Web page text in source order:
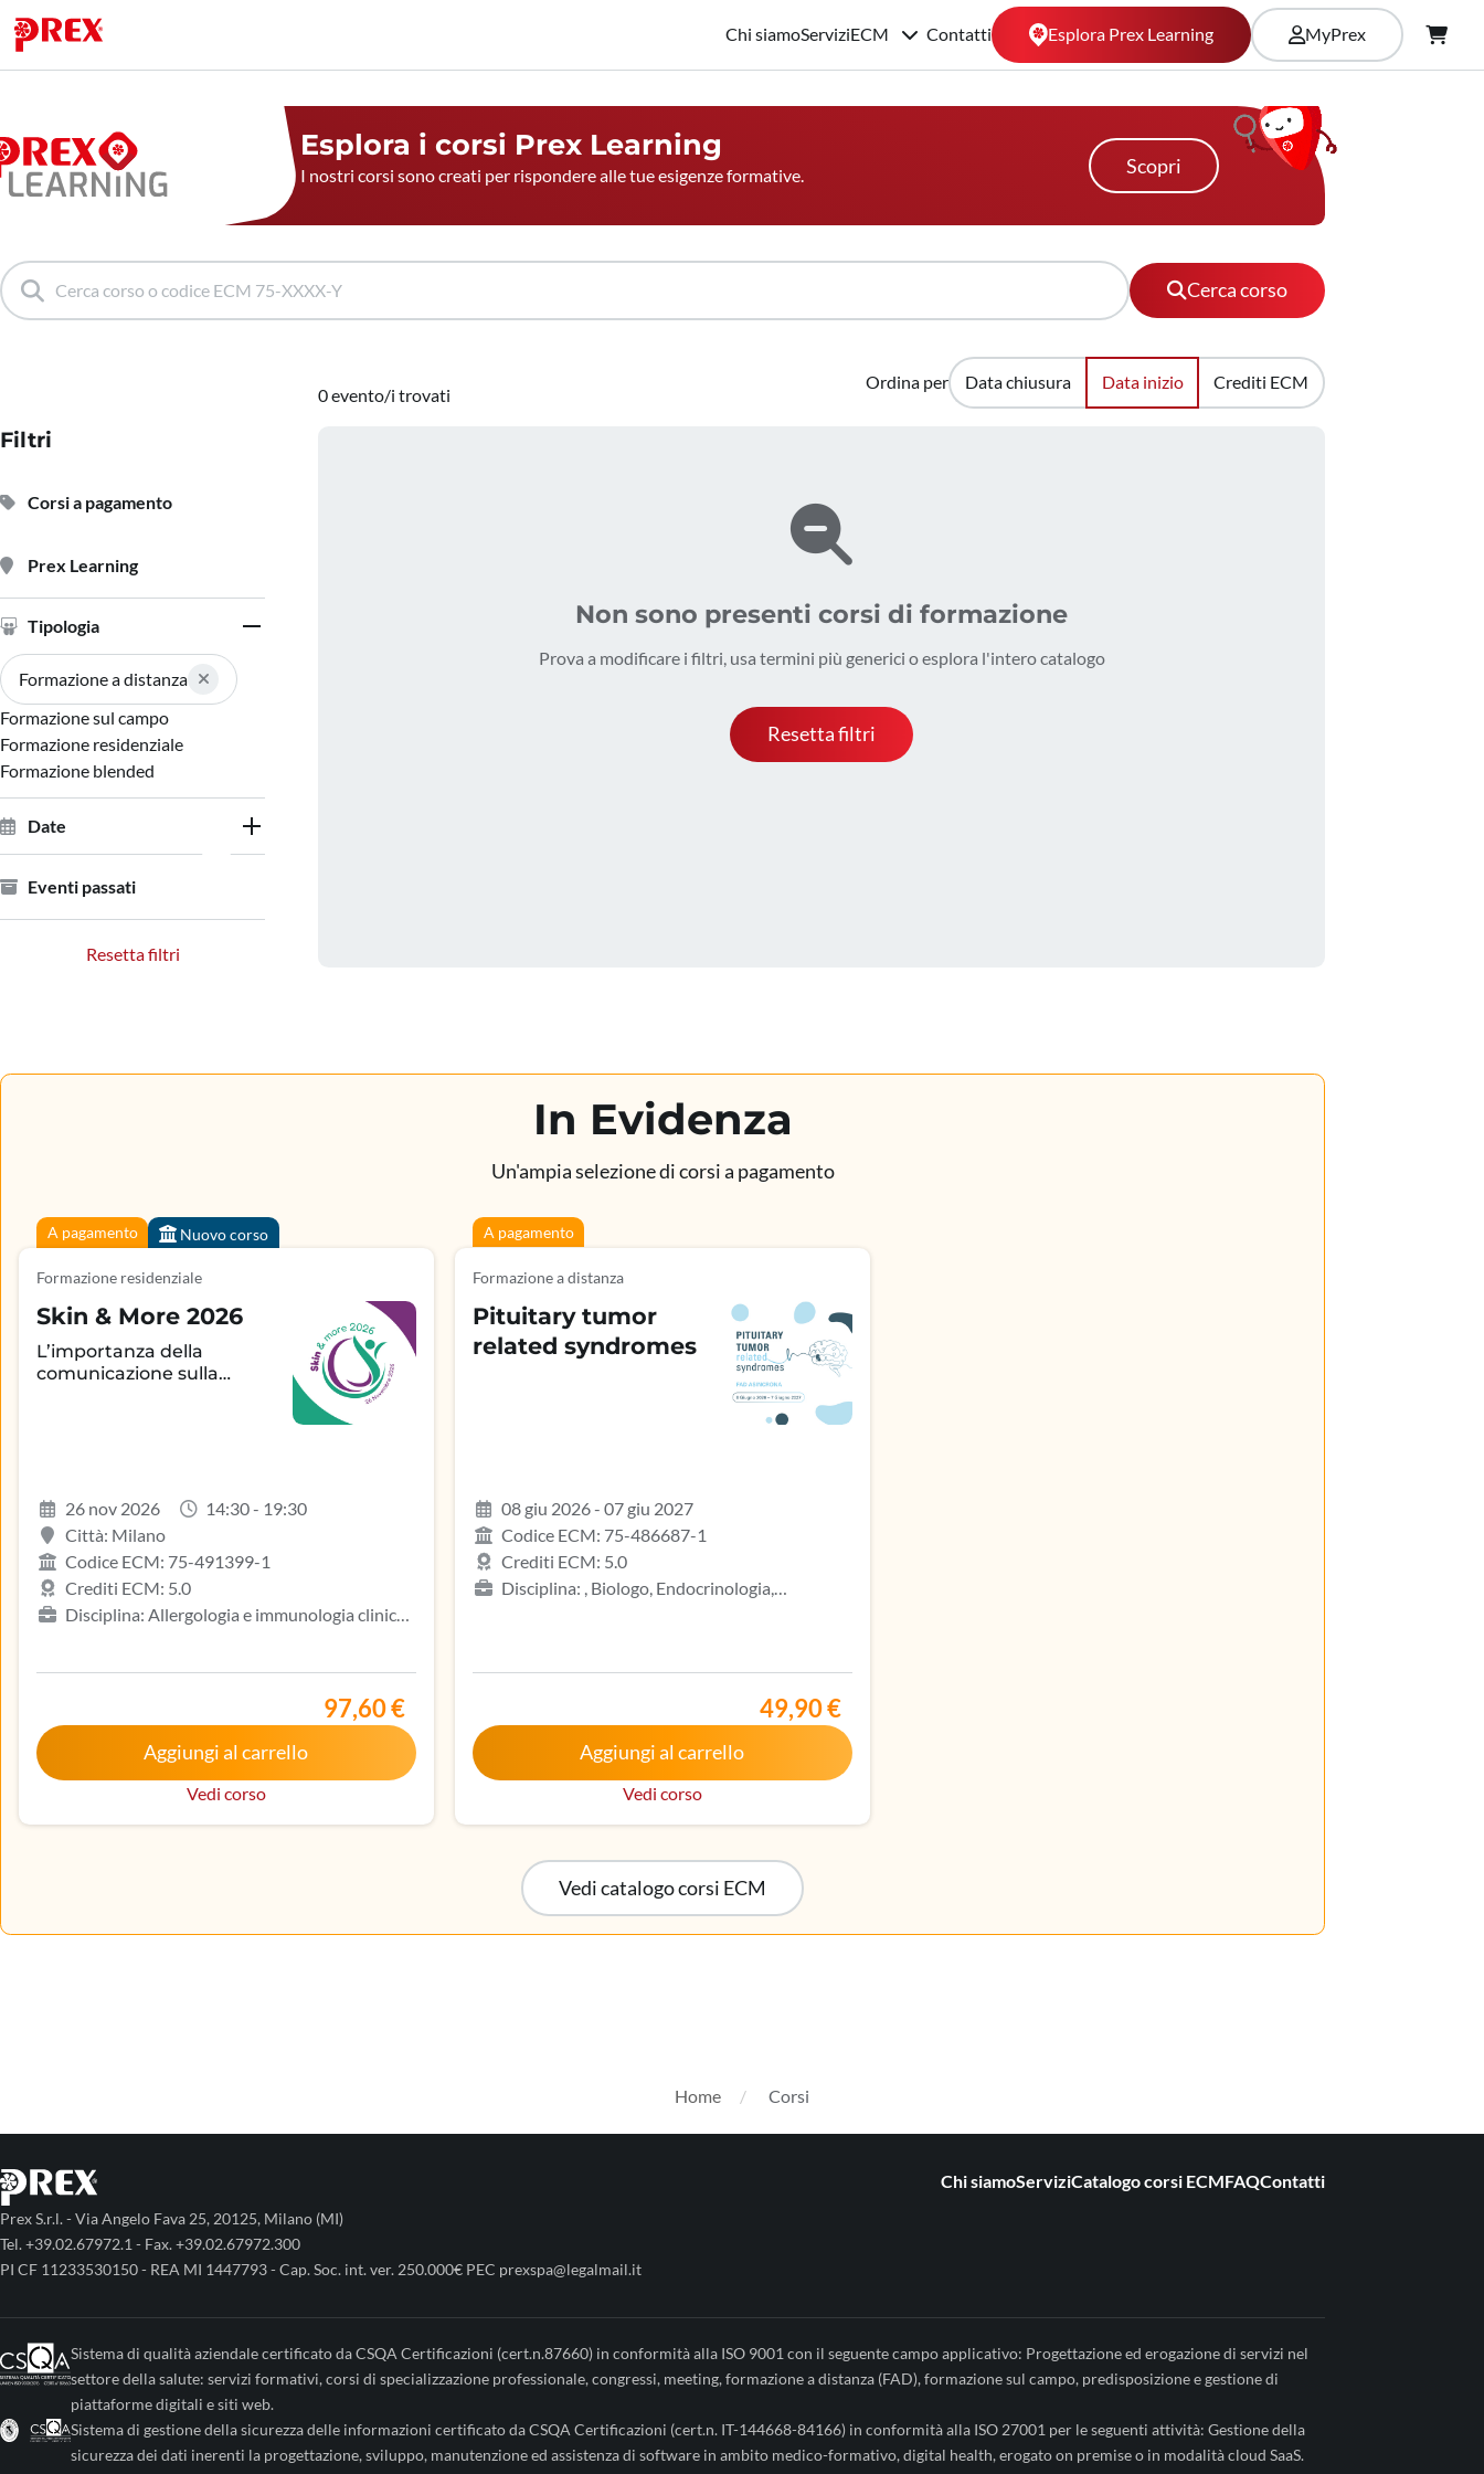
Chi siamoServiziECM Contatti Esplora Prex Learning MyPrex
Esplora i corsi Prex Learning
I nostri corsi sono creati per rispondere alle tue esigenze formative. Scopri
Cerca corso
0 evento/i trovati
Ordina per Data chiusura Data inizio Crediti ECM
Filtri
Corsi a pagamento
Prex Learning
Tipologia
Formazione a distanza
Formazione sul campo
Formazione residenziale
Formazione blended
Date
Eventi passati
Resetta filtri
Non sono presenti corsi di formazione
Prova a modificare i filtri, usa termini più generici o esplora l'intero catalogo
Resetta filtri
In Evidenza
Un'ampia selezione di corsi a pagamento
A pagamento Nuovo corso
Formazione residenziale
Skin & More 2026
L’importanza della
comunicazione sulla
26 nov 2026
14:30 - 19:30
Città: Milano
Codice ECM: 75-491399-1
Crediti ECM: 5.0
Disciplina: Allergologia e immunologia clinica,
97,60 €
Aggiungi al carrello
Vedi corso
A pagamento
Formazione a distanza
Pituitary tumor
related syndromes
08 giu 2026 - 07 giu 2027
Codice ECM: 75-486687-1
Crediti ECM: 5.0
Disciplina: , Biologo, Endocrinologia,
interna, Oncologia, Pediatria, Pediatria (Pediatri
di libera scelta), Tecnico sanitario di radiologia
medica
49,90 €
Aggiungi al carrello
Vedi corso
Vedi catalogo corsi ECM
Home Corsi
Prex S.r.l. - Via Angelo Fava 25, 20125, Milano (MI)
Tel. +39.02.67972.1 - Fax. +39.02.67972.300
PI CF 11233530150 - REA MI 1447793 - Cap. Soc. int. ver. 250.000€ PEC prexspa@legalmail.it
Chi siamoServiziCatalogo corsi ECMFAQContatti
Sistema di qualità aziendale certificato da CSQA Certificazioni (cert.n.87660) in conformità alla ISO 9001 con il seguente campo applicativo: Progettazione ed erogazione di servizi nel
settore della salute: servizi formativi, corsi di specializzazione professionale, congressi, meeting, formazione a distanza (FAD), formazione sul campo, predisposizione e gestione di
piattaforme digitali e siti web.
Sistema di gestione della sicurezza delle informazioni certificato da CSQA Certificazioni (cert.n. IT-144668-84166) in conformità alla ISO 27001 per le seguenti attività: Gestione della
sicurezza dei dati inerenti la progettazione, sviluppo, manutenzione ed assistenza di software in ambito medico-formativo, digital health, erogato on premise o in modalità cloud SaaS.